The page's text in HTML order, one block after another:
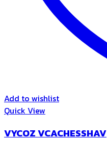
Add to wishlist
Quick View
VYCOZ VCACHESSHAV